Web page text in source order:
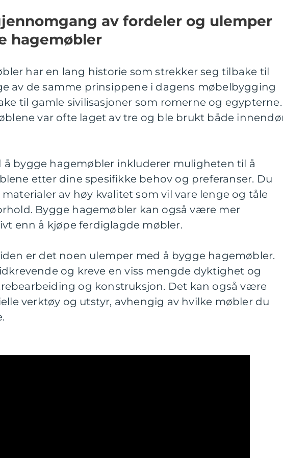
av fordeler og ulemper
hagemøbler
har en lang historie som strekker seg tilbake til
av de samme prinsippene i dagens møbelbygging
til gamle sivilisasjoner som romerne og egypterne.
var ofte laget av tre og ble brukt både
å bygge hagemøbler inkluderer muligheten til å
etter dine spesifikke behov og preferanser. Du
av høy kvalitet som vil vare lenge og tåle
Bygge hagemøbler kan også være mer
enn å kjøpe ferdiglagde møbler.
er det noen ulemper med å bygge hagemøbler.
og kreve en viss mengde dyktighet og
og konstruksjon. Det kan også være
verktøy og utstyr, avhengig av hvilke møbler du